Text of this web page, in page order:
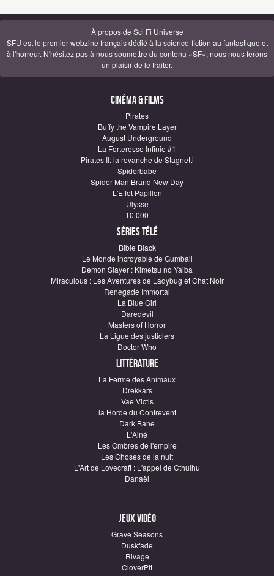
À propos de Sci Fi Universe
SFU est le premier webzine français dédié à la science-fiction au fantastique et
à l'horreur. N'hésitez pas à nous soumettre du contenu «SF», nous nous ferons
un plaisir de le traiter.
Cinéma & Films
Pirates
Buffy the Vampire Layer
August Underground
La Forteresse Infinie #1
Pirates II: la revanche de Stagnetti
Spiderbabe
Spider-Man Brand New Day
L'Effet Papillon
Ulysse
10 000
Séries télé
Bible Black
Le Monde incroyable de Gumball
Demon Slayer : Kimetsu no Yaiba
Miraculous : Les Aventures de Ladybug et Chat Noir
Renegade Immortal
La Blue Girl
Daredevil
Masters of Horror
La Ligue des justiciers
Doctor Who
Littérature
La Ferme des Animaux
Drekkars
Vae Victis
la Horde du Contrevent
Dark Bane
L'Ainé
Les Ombres de l'empire
Les Choses de la nuit
L'Art de Lovecraft : L'appel de Cthulhu
Danaël
Jeux vidéo
Grave Seasons
Duskfade
Rivage
CloverPit